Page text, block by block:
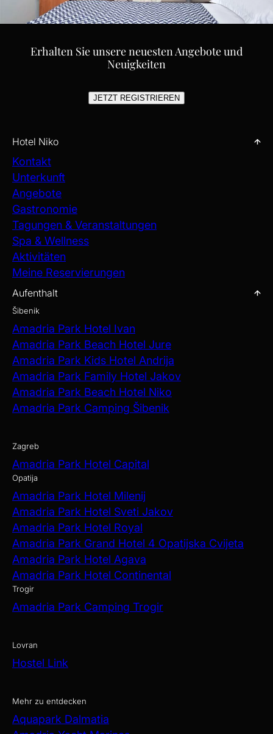
Erhalten Sie unsere neuesten Angebote und
Neuigkeiten
JETZT REGISTRIEREN
Hotel Niko
Kontakt
Unterkunft
Angebote
Gastronomie
Tagungen & Veranstaltungen
Spa & Wellness
Aktivitäten
Meine Reservierungen
Aufenthalt
Šibenik
Amadria Park Hotel Ivan
Amadria Park Beach Hotel Jure
Amadria Park Kids Hotel Andrija
Amadria Park Family Hotel Jakov
Amadria Park Beach Hotel Niko
Amadria Park Camping Šibenik
Zagreb
Amadria Park Hotel Capital
Opatija
Amadria Park Hotel Milenij
Amadria Park Hotel Sveti Jakov
Amadria Park Hotel Royal
Amadria Park Grand Hotel 4 Opatijska Cvijeta
Amadria Park Hotel Agava
Amadria Park Hotel Continental
Trogir
Amadria Park Camping Trogir
Lovran
Hostel Link
Mehr zu entdecken
Aquapark Dalmatia